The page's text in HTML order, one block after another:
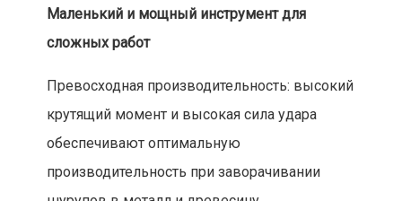
Маленький и мощный инструмент для
сложных работ
Превосходная производительность: высокий
крутящий момент и высокая сила удара
обеспечивают оптимальную
производительность при заворачивании